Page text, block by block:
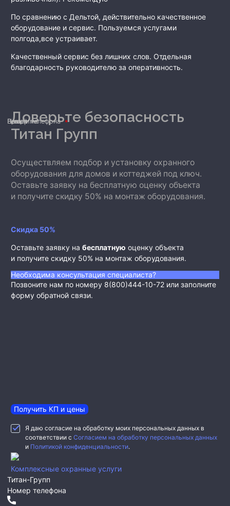
По сравнению с Дельтой, действительно качественное
оборудование и сервис. Пользуемся услугами
полгода,все устраивает.
Качественный сервис без лишних слов. Отдельная
благодарность руководителю за оперативность.
Доверьте безопасность
Титан Групп
Осуществляем подбор и установку охранного
оборудования для домов и коттеджей под ключ.
Оставьте заявку на бесплатную оценку объекта
и получите скидку 50% на монтаж оборудования.
Скидка 50%
Оставьте заявку на бесплатную оценку объекта
и получите скидку 50% на монтаж оборудования.
Необходима консультация специалиста?
Позвоните нам по номеру 8(800)444-10-72 или заполните
форму обратной связи.
Ваше имя
Номер телефона
E-mail
Получить КП и цены
Я даю согласие на обработку моих персональных данных в
соответствии с Согласием на обработку персональных данных
и Политикой конфиденциальности.
Комплексные охранные услуги
Титан-Групп
Номер телефона